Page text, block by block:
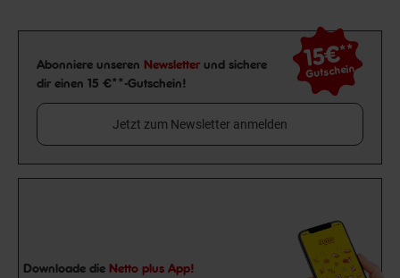
Newsletter Anmeldung
Abonniere unseren Newsletter und sichere
dir einen 15 €**-Gutschein!
15€**
Gutschein
Jetzt zum Newsletter anmelden
Downloade die Netto plus App!